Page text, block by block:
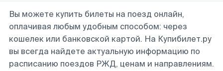
Вы можете купить билеты на поезд онлайн,
оплачивая любым удобным способом: через
кошелек или банковской картой. На Купибилет.ру
вы всегда найдете актуальную информацию по
расписанию поездов РЖД, ценам и направлениям.